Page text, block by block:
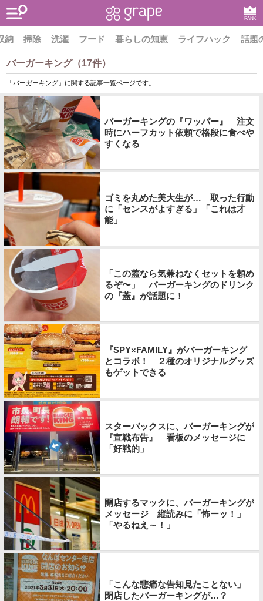
RANK
納 掃除 洗濯 フード 暮らしの知恵 ライフハック 話題
バーガーキング（17件）
「バーガーキング」に関する記事一覧ページです。
バーガーキングの『ワッパー』 注文
時にハーフカット依頼で格段に食べや
すくなる
ゴミを丸めた美大生が… 取った行動
に「センスがよすぎる」「これは才
能」
「この蓋なら気兼ねなくセットを頼め
るぞ〜」 バーガーキングのドリンク
の『蓋』が話題に！
『SPY×FAMILY』がバーガーキング
とコラボ！ ２種のオリジナルグッズ
もゲットできる
スターバックスに、バーガーキングが
『宣戦布告』 看板のメッセージに
「好戦的」
開店するマックに、バーガーキングが
メッセージ 縦読みに「怖ーッ！」
「やるねえ～！」
「こんな悲痛な告知見たことない」
閉店したバーガーキングが…？